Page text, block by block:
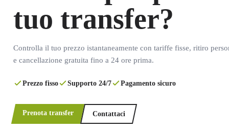
tuo transfer?
Controlla il tuo prezzo istantaneamente con tariffe fisse, ritiro
e cancellazione gratuita fino a 24 ore prima.
Prezzo fisso Supporto 24/7 Pagamento sicuro
Prenota transfer Contattaci